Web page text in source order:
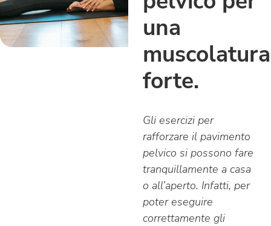
una
muscolatura
forte.
Gli esercizi per
rafforzare il pavimento
pelvico si possono fare
tranquillamente a casa
o all’aperto. Infatti, per
poter eseguire
correttamente gli